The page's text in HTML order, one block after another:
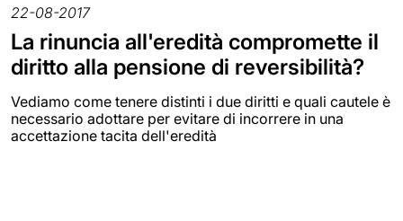
22-08-2017
La rinuncia all'eredità compromette il
diritto alla pensione di reversibilità?
Vediamo come tenere distinti i due diritti e quali cautele è
necessario adottare per evitare di incorrere in una
accettazione tacita dell'eredità